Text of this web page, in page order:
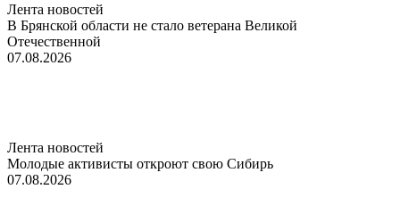
Лента новостей
В Брянской области не стало ветерана Великой
Отечественной
07.08.2026
Лента новостей
Молодые активисты откроют свою Сибирь
07.08.2026